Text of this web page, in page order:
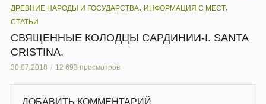
ДРЕВНИЕ НАРОДЫ И ГОСУДАРСТВА, ИНФОРМАЦИЯ С МЕСТ,
СТАТЬИ
СВЯЩЕННЫЕ КОЛОДЦЫ САРДИНИИ-I. SANTA
CRISTINA.
30.07.2018 12 693 просмотров
ДОБАВИТЬ КОММЕНТАРИЙ